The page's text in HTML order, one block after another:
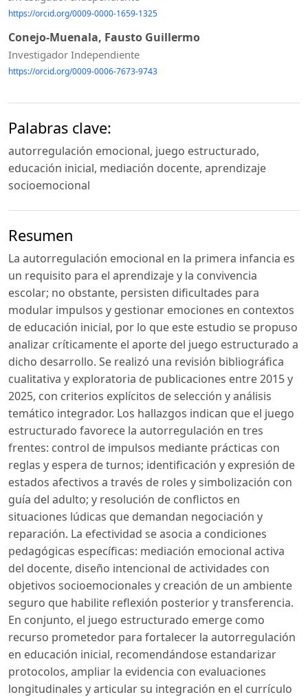
https://orcid.org/0009-0000-1659-1325
Conejo-Muenala, Fausto Guillermo
Investigador Independiente
https://orcid.org/0009-0006-7673-9743
Palabras clave:
autorregulación emocional, juego estructurado,
educación inicial, mediación docente, aprendizaje
socioemocional
Resumen
La autorregulación emocional en la primera infancia es
un requisito para el aprendizaje y la convivencia
escolar; no obstante, persisten dificultades para
modular impulsos y gestionar emociones en contextos
de educación inicial, por lo que este estudio se propuso
analizar críticamente el aporte del juego estructurado a
dicho desarrollo. Se realizó una revisión bibliográfica
cualitativa y exploratoria de publicaciones entre 2015 y
2025, con criterios explícitos de selección y análisis
temático integrador. Los hallazgos indican que el juego
estructurado favorece la autorregulación en tres
frentes: control de impulsos mediante prácticas con
reglas y espera de turnos; identificación y expresión de
estados afectivos a través de roles y simbolización con
guía del adulto; y resolución de conflictos en
situaciones lúdicas que demandan negociación y
reparación. La efectividad se asocia a condiciones
pedagógicas específicas: mediación emocional activa
del docente, diseño intencional de actividades con
objetivos socioemocionales y creación de un ambiente
seguro que habilite reflexión posterior y transferencia.
En conjunto, el juego estructurado emerge como
recurso prometedor para fortalecer la autorregulación
en educación inicial, recomendándose estandarizar
protocolos, ampliar la evidencia con evaluaciones
longitudinales y articular su integración en el currículo